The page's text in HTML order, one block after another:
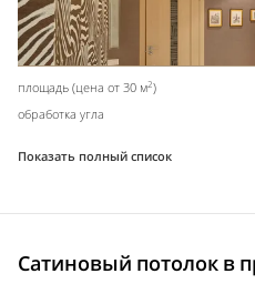
площадь (цена от 30 м2)
обработка угла
Показать полный список
Сатиновый потолок в